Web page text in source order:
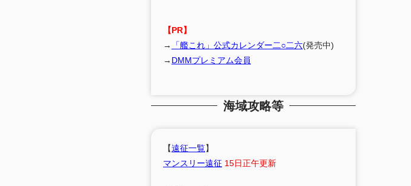
【PR】
→
「艦これ」公式カレンダー二○二六(発売中)
→ DMMプレミアム会員
海域攻略等
【遠征一覧】
マンスリー遠征 15日正午更新